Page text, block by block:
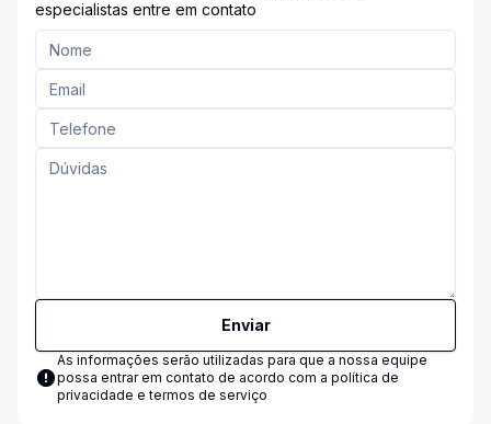
especialistas entre em contato
Enviar
As informações serão utilizadas para que a nossa equipe
possa entrar em contato de acordo com a política de
privacidade e termos de serviço